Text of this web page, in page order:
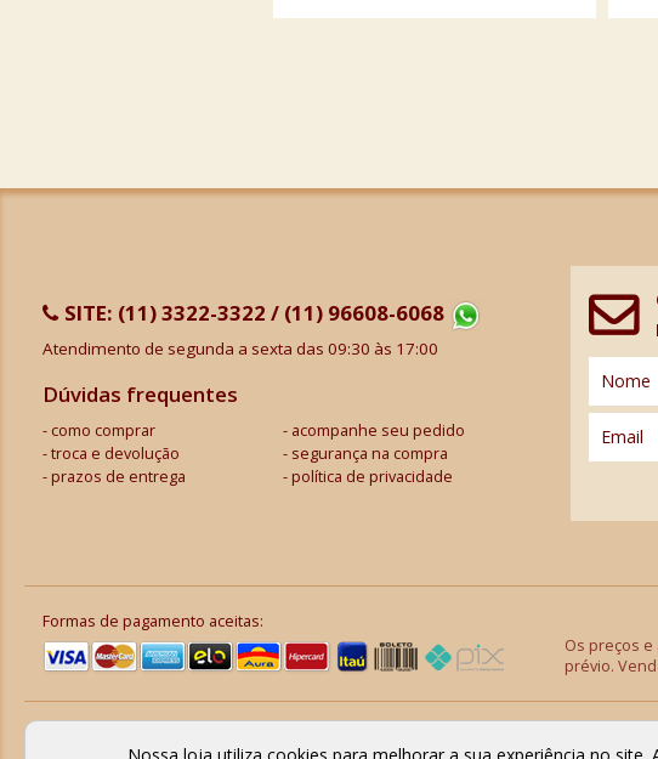
SITE: (11) 3322-3322 / (11) 96608-6068
Atendimento de segunda a sexta das 09:30 às 17:00
Dúvidas frequentes
como comprar
acompanhe seu pedido
troca e devolução
segurança na compra
prazos de entrega
política de privacidade
Nome
Email
Formas de pagamento aceitas:
Os preços
prévio.